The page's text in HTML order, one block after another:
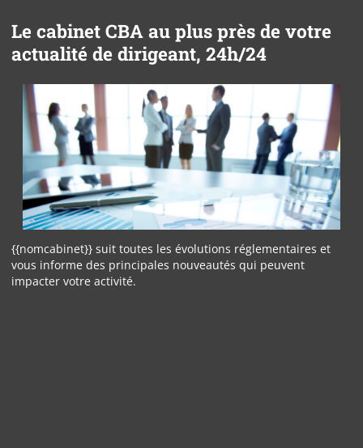
Le cabinet CBA au plus près de votre
actualité de dirigeant, 24h/24
{{nomcabinet}} suit toutes les évolutions réglementaires et
vous informe des principales nouveautés qui peuvent
impacter votre activité.